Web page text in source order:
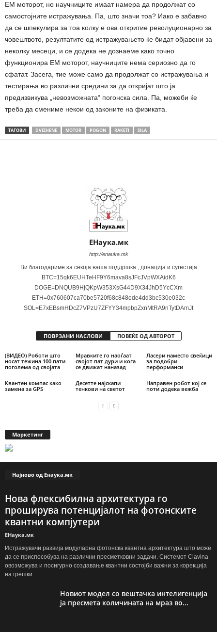
ЕМ моторот, но научниците имаат намера да продолжат со
самостојните истражувања. Па, што значи тоа? Иако е забавно
да се шпекулира за тоа колку е ова откритие револуционарно за
човештвото, резултатите од истражувањето ќе бидат објавени за
неколку месеци, и се додека не дознаеме како точно
функционира ЕМ моторот, научниците нема сериозно да го
сфатат. Засега, тие може само да продолжат со истражувања и
тестирања во различни средини за да откријат што ја
предизвикува „невозможната“ погонска сила. Па, можеби ќе
треба да смениме некои од законите на физиката.
ТАГОВИ DVIZHENE MOTOR POGON RAKETI SILA
ЕНаука.мк
http://enauka.mk
Ви благодариме за секоја ваша поддршка , донација и сугестија
BTC=15qk6EUHTeHF9Y6mava8sJFcJVpWXAidK6
DOGE=DNQUB9HjQKpW353XsG44D9X34JhD5YcCXm
ETH=0x760607ca70be5720f68c848ede4dd3bc530e032c
SOL=E7xEBsmHDcZ7VPzU7ZFYY34mpbpZxnMtRA9nTytDAmJt
ПОВРЗАНИ НАСЛОВИ ПОВЕЌЕ ОД АВТОРОТ
(ВИДЕО) Роботи што
носат тежина 100 пати
поголема од својата
Мравките го наоѓаат
својот пат дури и кога
се движат наназад
Ласери наместо свеќици
за подобри
перформанси
Квантен компас како
замена за GPS
Десетте најскапи
тенкови на светот
Направен робот кој се
поти додека вежба
Маркетинг
Најново од Енаука.мк
Нова флексибилна архитектура го
проширува потенцијалот на фотонските
квантни компјутери
ЕНаука.мк
Истражувачи развија модуларна фотонска квантна архитектура што може
да се приспособува на различни пресметковни задачи. Системот Clavina
овозможува и посигурно создавање квантни состојби важни за корекција
на грешки.
Новиот модел со вештачка интелигенција
ја пресмета количината на мраз во...